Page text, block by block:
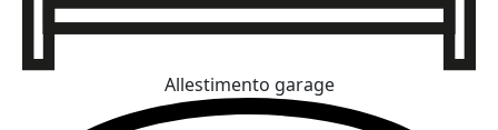
Allestimento garage